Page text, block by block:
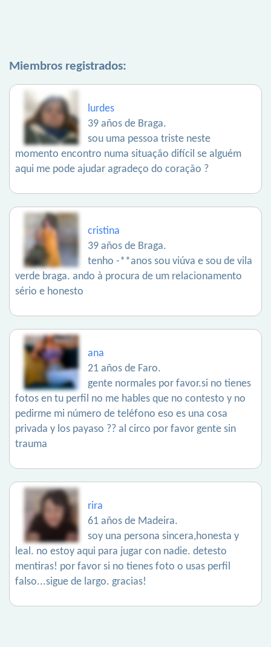
Miembros registrados:
lurdes
39 años de Braga.
sou uma pessoa triste neste
momento encontro numa situação difícil se alguém
aqui me pode ajudar agradeço do coração ?
cristina
39 años de Braga.
tenho -**anos sou viúva e sou de vila
verde braga. ando à procura de um relacionamento
sério e honesto
ana
21 años de Faro.
gente normales por favor.si no tienes
fotos en tu perfil no me hables que no contesto y no
pedirme mi número de teléfono eso es una cosa
privada y los payaso ?? al circo por favor gente sin
trauma
rira
61 años de Madeira.
soy una persona sincera,honesta y
leal. no estoy aqui para jugar con nadie. detesto
mentiras! por favor si no tienes foto o usas perfil
falso...sigue de largo. gracias!